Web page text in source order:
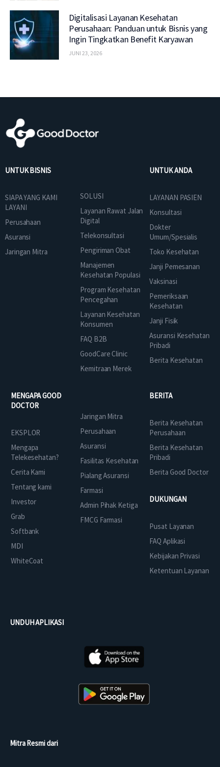
Digitalisasi Layanan Kesehatan
Perusahaan: Panduan untuk Bisnis yang
Ingin Tingkatkan Benefit Karyawan
JUNI 23, 2026
UNTUK BISNIS
SIAPA YANG KAMI
LAYANI
Perusahaan
Asuransi
Jaringan Mitra
SOLUSI
Layanan Rawat Jalan
Digital
Telekonsultasi
Pengiriman Obat
Manajemen
Kesehatan Populasi
Program Kesehatan
Pencegahan
Layanan Kesehatan
Konsumen
FAQ B2B
GoodCare Clinic
Kemitraan Merek
UNTUK ANDA
LAYANAN PASIEN
Konsultasi
Dokter
Umum/Spesialis
Toko Kesehatan
Janji Pemesanan
Vaksinasi
Pemeriksaan
Kesehatan
Janji Fisik
Asuransi Kesehatan
Pribadi
Berita Kesehatan
MENGAPA GOOD
DOCTOR
EKSPLOR
Mengapa
Telekesehatan?
Cerita Kami
Tentang kami
Investor
Grab
Softbank
MDI
WhiteCoat
Jaringan Mitra
Perusahaan
Asuransi
Fasilitas Kesehatan
Pialang Asuransi
Farmasi
Admin Pihak Ketiga
FMCG Farmasi
BERITA
Berita Kesehatan
Perusahaan
Berita Kesehatan
Pribadi
Berita Good Doctor
DUKUNGAN
Pusat Layanan
FAQ Aplikasi
Kebijakan Privasi
Ketentuan Layanan
UNDUH APLIKASI
Mitra Resmi dari